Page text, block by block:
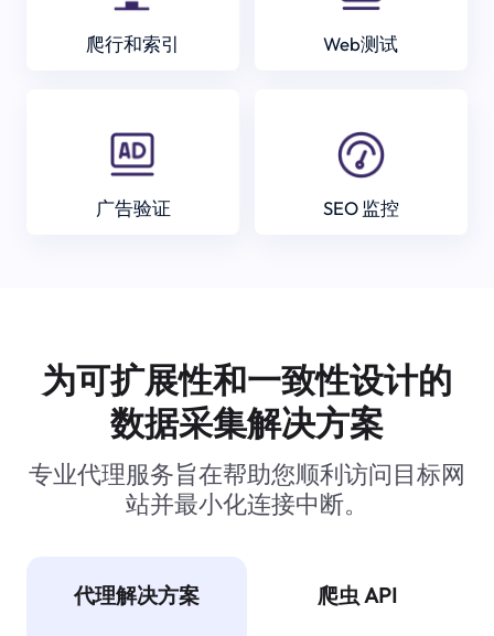
爬行和索引 Web测试
广告验证 SEO 监控
为可扩展性和一致性设计的
数据采集解决方案
专业代理服务旨在帮助您顺利访问目标网
站并最小化连接中断。
代理解决方案 爬虫 API